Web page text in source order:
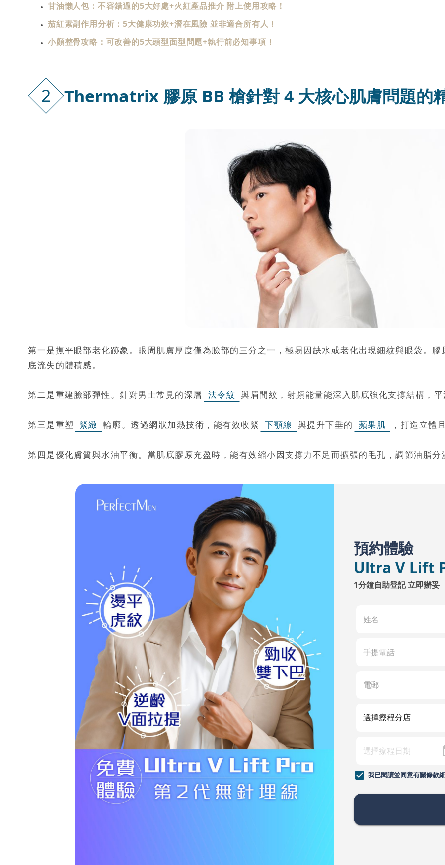
甘油懶人包：不容錯過的5大好處+火紅產品推介 附上使用攻略！
茄紅素副作用分析：5大健康功效+潛在風險 並非適合所有人！
小顏整骨攻略：可改善的5大頭型面型問題+執行前必知事項！
2 Thermatrix 膠原 BB 槍針對 4 大核心肌膚問題的
第一是撫平眼部老化跡象。眼周肌膚厚度僅為臉部的三分之一，極易因缺水或老化出現細紋與眼袋。
底流失的體積感。
第二是重建臉部彈性。針對男士常見的深層 法令紋 與眉間紋，射頻能量能深入肌底強化支撐結構，
第三是重塑 緊緻 輪廓。透過網狀加熱技術，能有效收緊 下顎線 與提升下垂的 蘋果肌 ，打造立體
第四是優化膚質與水油平衡。當肌底膠原充盈時，能有效縮小因支撐力不足而擴張的毛孔，調節油脂
預約體驗
Ultra V Lift
1分鐘自助登記 立即辦妥
我已閱讀並同意有關條款